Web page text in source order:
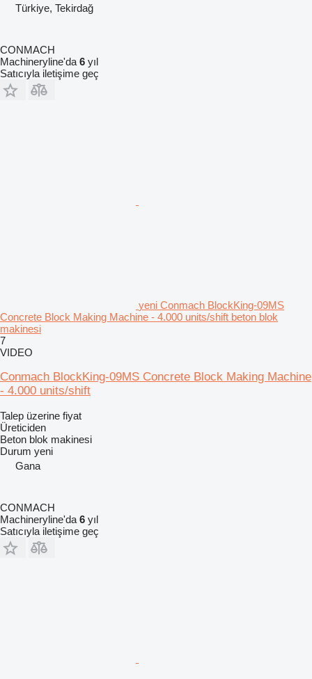
Türkiye, Tekirdağ
CONMACH
Machineryline'da 6 yıl
Satıcıyla iletişime geç
yeni Conmach BlockKing-09MS
Concrete Block Making Machine - 4.000 units/shift beton blok
makinesi
7
VIDEO
Conmach BlockKing-09MS Concrete Block Making Machine
- 4.000 units/shift
Talep üzerine fiyat
Üreticiden
Beton blok makinesi
Durum yeni
Gana
CONMACH
Machineryline'da 6 yıl
Satıcıyla iletişime geç